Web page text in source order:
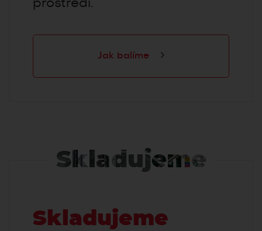
prostředí.
Jak balíme
Skladujeme
Skladujeme